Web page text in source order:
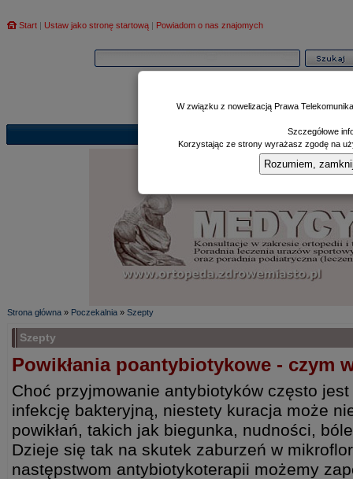
Start | Ustaw jako stronę startową | Powiadom o nas znajomych
Poczekalnia|
Strona główna » Poczekalnia » Szepty
Szepty
Powikłania poantybiotykowe - czym
Choć przyjmowanie antybiotyków często
infekcję bakteryjną, niestety kuracja może
powikłań, takich jak biegunka, nudności,
Dzieje się tak na skutek zaburzeń w
następstwom antybiotykoterapii możemy
W związku z nowelizacją Prawa
Szczegółowe
Korzystając ze strony wyrażasz zgodę na
Rozumiem,